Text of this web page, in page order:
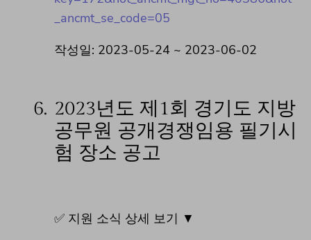
_ancmt_se_code=05
작성일: 2023-05-24 ~ 2023-06-02
6. 2023년도 제1회 경기도 지방
공무원 공개경쟁임용 필기시
험 장소 공고
✅ 지원 소식 상세 보기 ▼